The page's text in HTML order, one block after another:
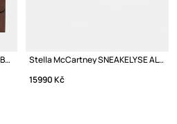
Stella McCartney LOGO CROSSBODY taška dámská
Stella McCartney SNEAKELYSE ALTER sneakers boty na platformě dámské
15990 Kč